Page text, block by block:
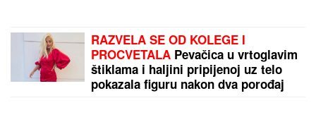
RAZVELA SE OD KOLEGE I
PROCVETALA Pevačica u vrtoglavim
štiklama i haljini pripijenoj uz telo
pokazala figuru nakon dva porođaj